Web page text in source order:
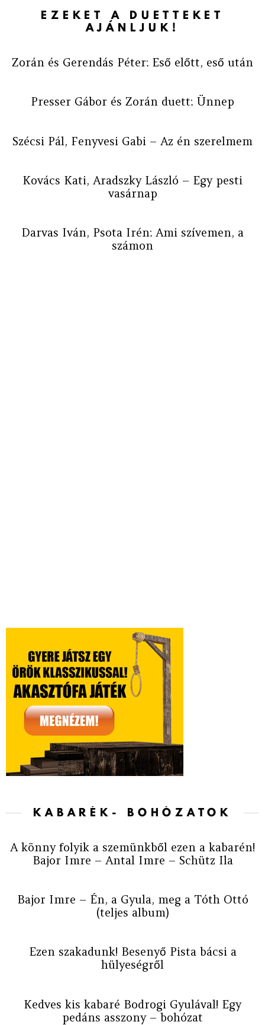
EZEKET A DUETTEKET
AJÁNLJUK!
Zorán és Gerendás Péter: Eső előtt, eső után
Presser Gábor és Zorán duett: Ünnep
Szécsi Pál, Fenyvesi Gabi – Az én szerelmem
Kovács Kati, Aradszky László – Egy pesti
vasárnap
Darvas Iván, Psota Irén: Ami szívemen, a
számon
KABARÉK- BOHÓZATOK
A könny folyik a szemünkből ezen a kabarén!
Bajor Imre – Antal Imre – Schütz Ila
Bajor Imre – Én, a Gyula, meg a Tóth Ottó
(teljes album)
Ezen szakadunk! Besenyő Pista bácsi a
hülyeségről
Kedves kis kabaré Bodrogi Gyulával! Egy
pedáns asszony – bohózat